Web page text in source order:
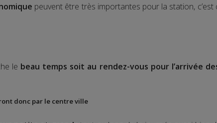
peuvent être très importantes pour la station,
le beau temps soit au rendez-vous pour l’arrivée
donc par le centre ville